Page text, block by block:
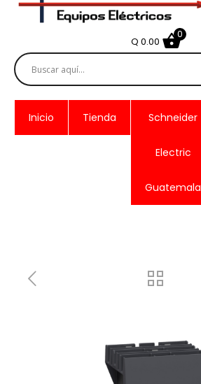
Q 0.00
0
Inicio Tienda Schneider
Electric
Guatemala